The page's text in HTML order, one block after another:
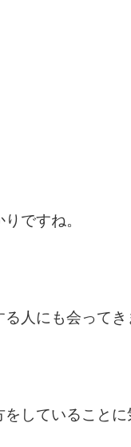
ですね。
人にも会ってき
していることに